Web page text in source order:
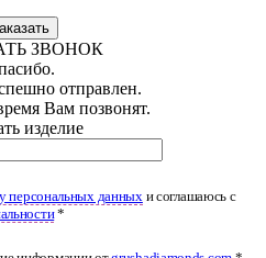
ЗВОНОК
отправлен.
Вам позвонят.
изделие
персональных данных и соглашаюсь с
*